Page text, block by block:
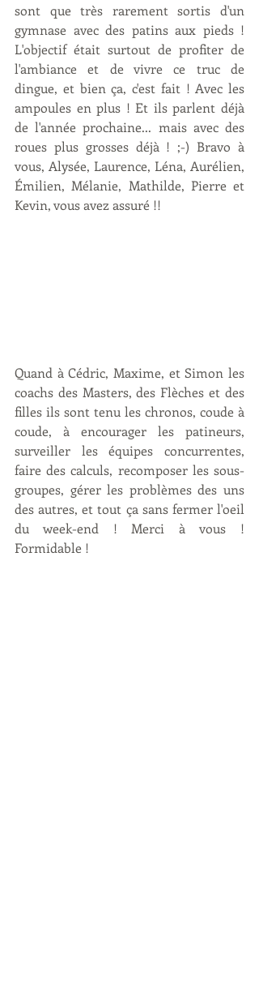
sont que très rarement sortis d'un
gymnase avec des patins aux pieds !
L'objectif était surtout de profiter de
l'ambiance et de vivre ce truc de
dingue, et bien ça, c'est fait ! Avec les
ampoules en plus ! Et ils parlent déjà
de l'année prochaine... mais avec des
roues plus grosses déjà ! ;-) Bravo à
vous, Alysée, Laurence, Léna, Aurélien,
Émilien, Mélanie, Mathilde, Pierre et
Kevin, vous avez assuré !!
Quand à Cédric, Maxime, et Simon les
coachs des Masters, des Flèches et des
filles ils sont tenu les chronos, coude à
coude, à encourager les patineurs,
surveiller les équipes concurrentes,
faire des calculs, recomposer les sous-
groupes, gérer les problèmes des uns
des autres, et tout ça sans fermer l'oeil
du week-end ! Merci à vous !
Formidable !